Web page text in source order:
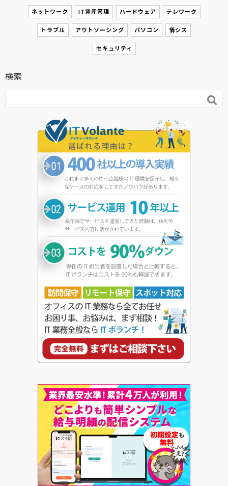
ネットワーク IT資産管理 ハードウェア テレワーク
トラブル アウトソーシング パソコン 情シス
セキュリティ
検索